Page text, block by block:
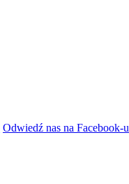
Odwiedź nas na Facebook-u